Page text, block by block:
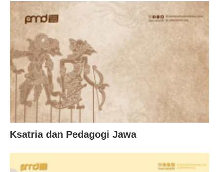
Ksatria dan Pedagogi Jawa